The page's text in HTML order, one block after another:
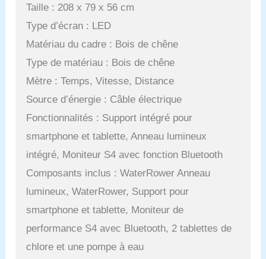
Taille : 208 x 79 x 56 cm
Type d’écran : LED
Matériau du cadre : Bois de chêne
Type de matériau : Bois de chêne
Mètre : Temps, Vitesse, Distance
Source d’énergie : Câble électrique
Fonctionnalités : Support intégré pour
smartphone et tablette, Anneau lumineux
intégré, Moniteur S4 avec fonction Bluetooth
Composants inclus : WaterRower Anneau
lumineux, WaterRower, Support pour
smartphone et tablette, Moniteur de
performance S4 avec Bluetooth, 2 tablettes de
chlore et une pompe à eau